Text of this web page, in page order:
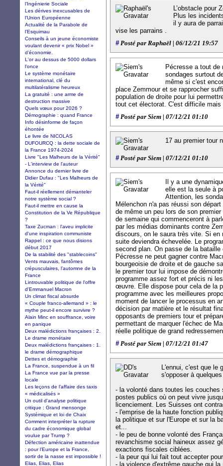
L’obstacle pour
Plus les
il y aura de
vise les parrains .
#Posté par Raphaël | 06/12/21 19:57
Pécresse a tout de
sondages surtout
même si c'est
place Zemmour et se rapprocher
population de droite pour lui
tout cet électorat. C'est difficile mais
#Posté par Siem | 07/12/21 01:10
17 au premier tour
#Posté par Siem | 07/12/21 01:10
Il y a une
elle est la seule à
Attention, les
Mélenchon n'a pas réussi son
de même un peu lors de son
de semaine qui commenceront à
par les médias dominants contre
discours, on le saura très vite. Si
suite deviendra échevelée. Le
second plan. On passe de la
Pécresse ne peut gagner contre
bourgeoisie de droite et de gauche
le premier tour lui impose de
programme assez fort et précis ni
œuvre. Elle dispose pour cela de la
programme avec les meilleures
moment de lancer le processus en
décision par matière et le résultat
opposants de premiers tour et
permettant de marquer l'échec de
réelle politique de grand
#Posté par Siem | 07/12/21 01:47
L'ennui, c'est que le
s'opposer à
- la volonté dans toutes les
postes publics où on peut vivre
licenciement. Les Suisses ont
- l'emprise de la haute fonction
la politique et sur l'Europe et sur la
et...
- le peu de bonne volonté des
revanchisme social haineux assez
exactions fiscales ciblées.
- la peur qui lui fait tout accepter
- la violence d'extrême gauche qui
l’Ingénierie Sociale
Les dérives inexcusables de
l'Union Européenne
Actualité de la Parabole de
l'Esquimau
Conseils à un jeune économiste
voulant devenir « prix Nobel »
d’économie.
L'or au dessus de 5000 dollars
l'once
Le système monétaire
international, clé du
multilatéralisme heureux
La gratuité : une arme de
destruction massive
Quels vœux pour 2026 ?
Démographie : quand France
Info désinforme de façon
éhontée
Le livre de NICOLAS
DUFOURCQ : la dette sociale de
la France 1974-2024
Livre "Les Malheurs de la Vérité"
- L'interview de l'auteur
Annonce du dernier livre de
Didier Dufau : "Les Malheurs de
la Vérité"
Faut-il réellement démanteler
notre système social ?
Faut-il mettre en cause la
Constitution de la Ve République
?
Taxe Zucman : l'aveu implicite
d'une inspiration communiste
Rappel : ce que nous disions
début 2017
De la stabilité des "stablecoins"
Vents mauvais, fantômes
crépusculaires, l’automne de la
France
Lintrouvable politique de l'offre
d'Emmanuel Macron
Un climat fiscal absurde
« Couple franco-allemand » : le
mythe peut-il encore survivre ?
Alain Minc en souffrance, voire
en panique
Deux malédictions françaises : 2.
Le drame monétaire
Deux malédictions françaises : 1.
le drame démographique
Dettes et démographie
La France, suspendue à un fil
La France vue par la presse
locale
Les leçons de l’affaire des taxis
« médicalisés »
Un outil d'analyse politique
critique : Grand mensonge
Systémique et loi de Chaix
Comment interpréter la rupture
du cadre économique global
voulue par Trump ?
Défection américaine inattendue
: pour l’Europe et la France,
sortir de la nasse est impossible !
Elias, Elias, Elias